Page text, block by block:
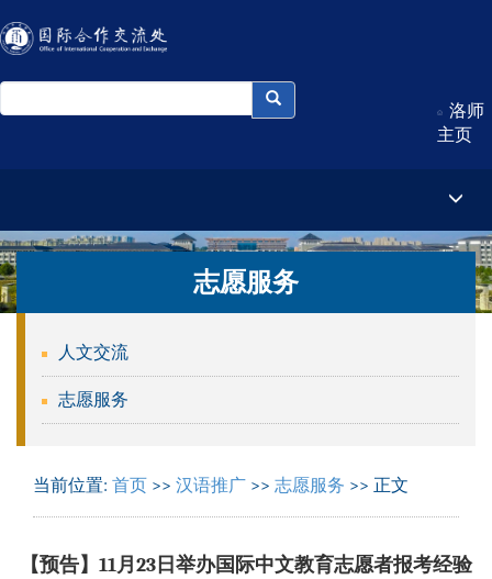
洛师
主页
志愿服务
人文交流
志愿服务
当前位置: 首页 >> 汉语推广 >> 志愿服务 >> 正文
【预告】11月23日举办国际中文教育志愿者报考经验